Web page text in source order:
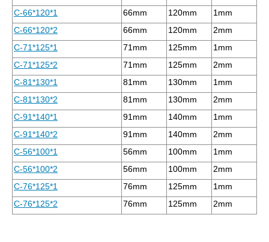
C-66*120*1
66mm 120mm
1mm
C-66*120*2
66mm 120mm
2mm
C-71*125*1
71mm 125mm
1mm
C-71*125*2
71mm 125mm
2mm
C-81*130*1
81mm 130mm
1mm
C-81*130*2
81mm 130mm
2mm
C-91*140*1
91mm 140mm
1mm
C-91*140*2
91mm 140mm
2mm
C-56*100*1
56mm 100mm
1mm
C-56*100*2
56mm 100mm
2mm
C-76*125*1
76mm 125mm
1mm
C-76*125*2
76mm 125mm 2mm